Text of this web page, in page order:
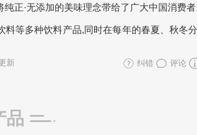
正·无添加的美味理念带给了广大中国消费
等多种饮料产品,同时在每年的春夏、秋冬
新 纠错 评论
品